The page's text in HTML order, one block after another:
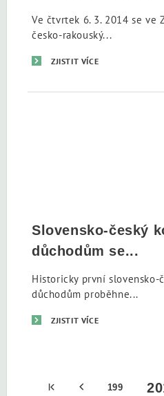
Ve čtvrtek 6. 3. 2014 se ve
česko-rakouský...
ZJISTIT VÍCE
Slovensko-český
důchodům se...
Historicky první slovensko-
důchodům proběhne...
ZJISTIT VÍCE
199